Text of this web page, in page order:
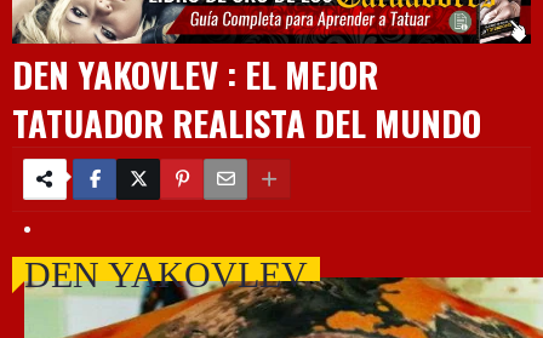
DEN YAKOVLEV : EL MEJOR
TATUADOR REALISTA DEL MUNDO
DEN YAKOVLEV